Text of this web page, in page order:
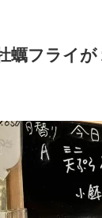
蠣フライが